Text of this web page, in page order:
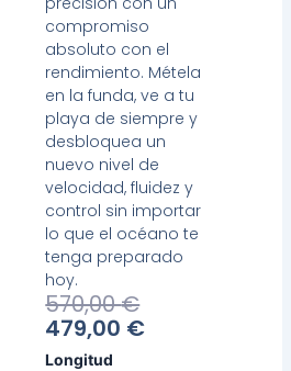
compromiso
absoluto con el
rendimiento. Métela
en la funda, ve a tu
playa de siempre y
desbloquea un
nuevo nivel de
velocidad, fluidez y
control sin importar
lo que el océano te
tenga preparado
hoy.
570,00€
479,00 €Precio
Longitud
Heavy